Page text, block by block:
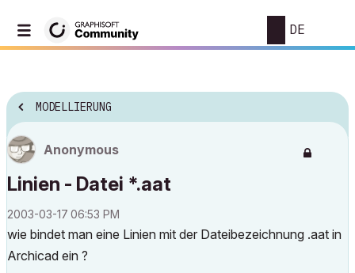
DE
MODELLIERUNG
Anonymous
Linien - Datei *.aat
‎2003-03-17 06:53 PM
wie bindet man eine Linien mit der Dateibezeichnung .aat in
Archicad ein ?